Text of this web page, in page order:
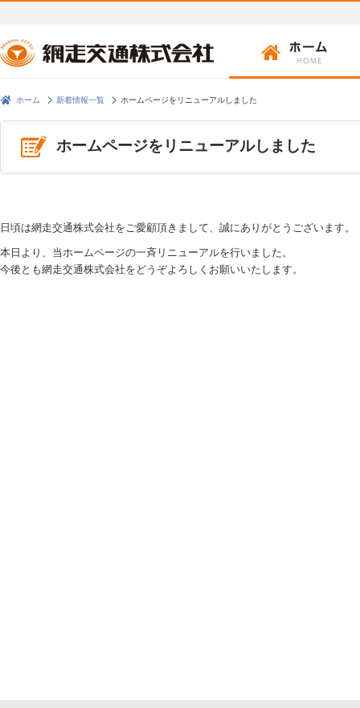
ホーム 新着情報一覧 ホームページをリニューアルしました
ホームページをリニューアルしました
日頃は網走交通株式会社をご愛顧頂きまして、誠にありがとうございます。
本日より、当ホームページの一斉リニューアルを行いました。
今後とも網走交通株式会社をどうぞよろしくお願いいたします。